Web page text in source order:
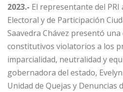
2023.- El representante del
Electoral y de Participación
Saavedra Chávez presentó
constitutivos violatorios a los
imparcialidad, neutralidad y
gobernadora del estado,
Unidad de Quejas y Denuncias